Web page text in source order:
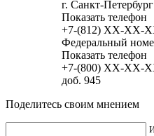
г. Санкт-
Показать телефон
+7-(812) XX-XX-
Федеральный
Показать телефон
+7-(800) XX-XX-
доб. 945
Поделитесь своим мнением